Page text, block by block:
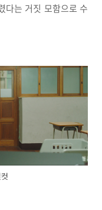
다는 거짓 모함으로 수